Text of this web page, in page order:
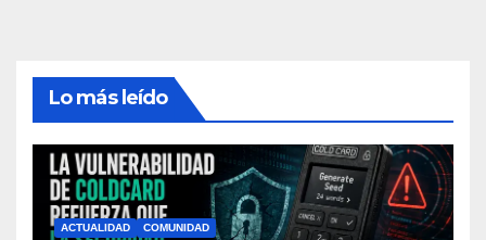
Lo más leído
ACTUALIDAD COMUNIDAD